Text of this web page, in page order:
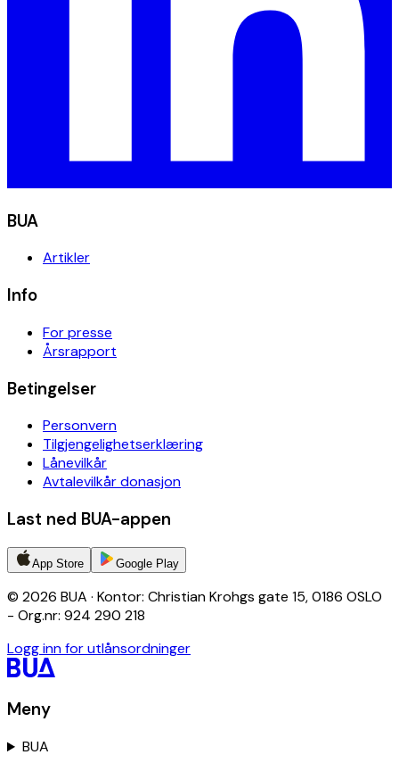
BUA
Artikler
Info
For presse
Årsrapport
Betingelser
Personvern
Tilgjengelighetserklæring
Lånevilkår
Avtalevilkår donasjon
Last ned BUA-appen
App Store Google Play
© 2026 BUA · Kontor: Christian Krohgs gate 15, 0186 OSLO
- Org.nr: 924 290 218
Logg inn for utlånsordninger
Meny
BUA